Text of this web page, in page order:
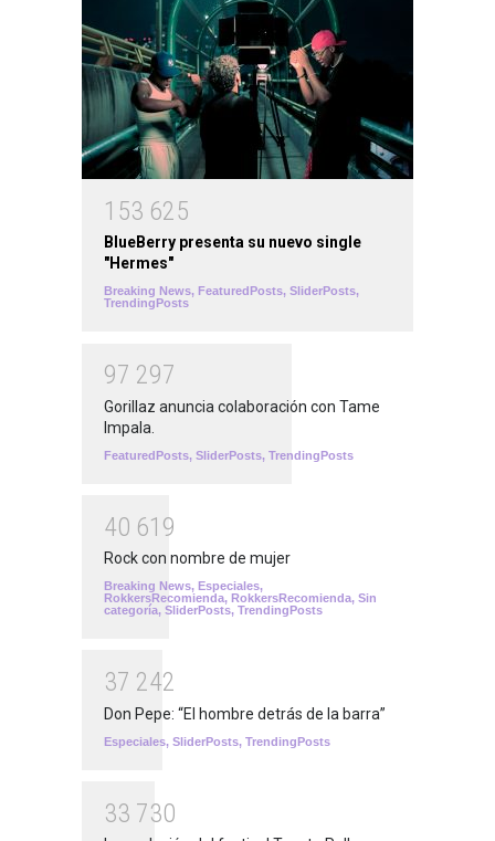
1 53 625
BlueBerry presenta su nuevo single
"Hermes"
Breaking News, FeaturedPosts, SliderPosts,
TrendingPosts
97 297
Gorillaz anuncia colaboración con Tame
Impala.
FeaturedPosts, SliderPosts, TrendingPosts
40 61 9
Rock con nombre de mujer
Breaking News, Especiales,
RokkersRecomienda, RokkersRecomienda, Sin
categoría, SliderPosts, TrendingPosts
37 242
Don Pepe: “El hombre detrás de la barra”
Especiales, SliderPosts, TrendingPosts
33 730